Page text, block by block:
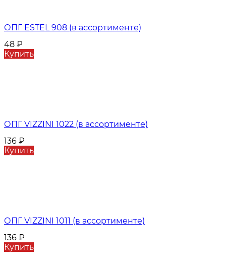
ОПГ ESTEL 908 (в ассортименте)
48 ₽
Купить
ОПГ VIZZINI 1022 (в ассортименте)
136 ₽
Купить
ОПГ VIZZINI 1011 (в ассортименте)
136 ₽
Купить